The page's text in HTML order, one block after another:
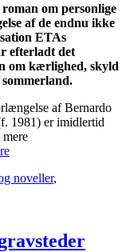
om personlige
af de endnu ikke
ETAs
efterladt det
om kærlighed, skyld
sommerland.
af Bernardo
1981) er imidlertid
noveller,